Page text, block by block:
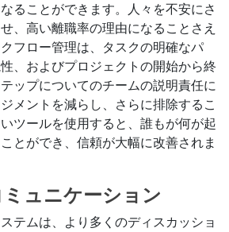
ることができます。人々を不安にさ
、高い離職率の理由になることさえ
フロー管理は、タスクの明確なパ
、およびプロジェクトの開始から終
ップについてのチームの説明責任に
メントを減らし、さらに排除するこ
ツールを使用すると、誰もが何が起
とができ、信頼が大幅に改善されま
ュニケーション
テムは、より多くのディスカッショ